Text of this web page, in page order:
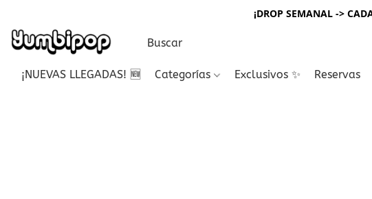
¡DROP SEMANAL ->
¡NUEVAS LLEGADAS! 🆕 Categorías Exclusivos ✨ Reservas